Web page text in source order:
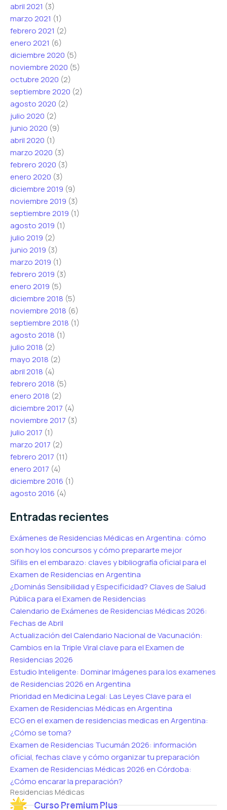
abril 2021 (3)
marzo 2021 (1)
febrero 2021 (2)
enero 2021 (6)
diciembre 2020 (5)
noviembre 2020 (5)
octubre 2020 (2)
septiembre 2020 (2)
agosto 2020 (2)
julio 2020 (2)
junio 2020 (9)
abril 2020 (1)
marzo 2020 (3)
febrero 2020 (3)
enero 2020 (3)
diciembre 2019 (9)
noviembre 2019 (3)
septiembre 2019 (1)
agosto 2019 (1)
julio 2019 (2)
junio 2019 (3)
marzo 2019 (1)
febrero 2019 (3)
enero 2019 (5)
diciembre 2018 (5)
noviembre 2018 (6)
septiembre 2018 (1)
agosto 2018 (1)
julio 2018 (2)
mayo 2018 (2)
abril 2018 (4)
febrero 2018 (5)
enero 2018 (2)
diciembre 2017 (4)
noviembre 2017 (3)
julio 2017 (1)
marzo 2017 (2)
febrero 2017 (11)
enero 2017 (4)
diciembre 2016 (1)
agosto 2016 (4)
Entradas recientes
Exámenes de Residencias Médicas en Argentina: cómo
son hoy los concursos y cómo prepararte mejor
Sífilis en el embarazo: claves y bibliografía oficial para el
Examen de Residencias en Argentina
¿Dominás Sensibilidad y Especificidad? Claves de Salud
Pública para el Examen de Residencias
Calendario de Exámenes de Residencias Médicas 2026:
Fechas de Abril
Actualización del Calendario Nacional de Vacunación:
Cambios en la Triple Viral clave para el Examen de
Residencias 2026
Estudio Inteligente: Dominar Imágenes para los examenes
de Residencias 2026 en Argentina
Prioridad en Medicina Legal: Las Leyes Clave para el
Examen de Residencias Médicas en Argentina
ECG en el examen de residencias medicas en Argentina:
¿Cómo se toma?
Examen de Residencias Tucumán 2026: información
oficial, fechas clave y cómo organizar tu preparación
Examen de Residencias Médicas 2026 en Córdoba:
¿Cómo encarar la preparación?
Residencias Médicas
Curso Premium Plus